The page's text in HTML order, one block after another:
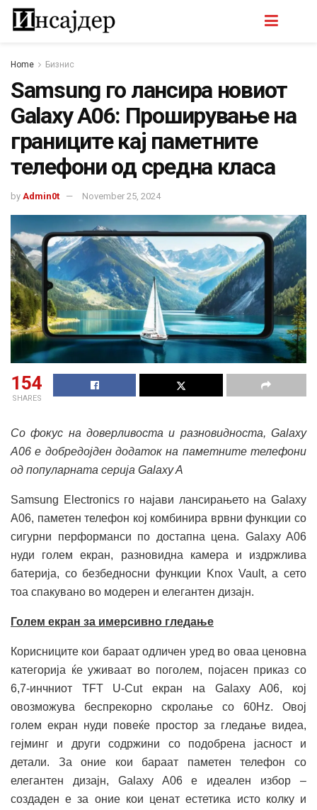
Home Бизнис
Samsung го лансира новиот
Galaxy A06: Проширување на
границите кај паметните
телефони од средна класа
by Admin0t November 25, 2024
154
SHARES
Со фокус на доверливоста и разновидноста, Galaxy
A06 е добредојден додаток на паметните телефони
од популарната серија Galaxy A
Samsung Electronics го најави лансирањето на Galaxy
A06, паметен телефон кој комбинира врвни функции со
сигурни перформанси по достапна цена. Galaxy A06
нуди голем екран, разновидна камера и издржлива
батерија, со безбедносни функции Knox Vault, а сето
тоа спакувано во модерен и елегантен дизајн.
Голем екран за имерсивно гледање
Корисниците кои бараат одличен уред во оваа ценовна
категорија ќе уживаат во поголем, појасен приказ со
6,7-инчниот TFT U-Cut екран на Galaxy A06, кој
овозможува беспрекорно скролање со 60Hz. Овој
голем екран нуди повеќе простор за гледање видеа,
гејминг и други содржини со подобрена јасност и
детали. За оние кои бараат паметен телефон со
елегантен дизајн, Galaxy A06 е идеален избор –
создаден е за оние кои ценат естетика исто колку и